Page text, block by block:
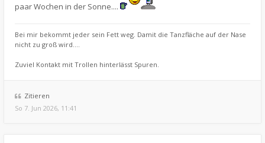
paar Wochen in der Sonne....
Bei mir bekommt jeder sein Fett weg. Damit die Tanzfläche auf der Nase
nicht zu groß wird....
Zuviel Kontakt mit Trollen hinterlässt Spuren.
Zitieren
So 7. Jun 2026, 11:41